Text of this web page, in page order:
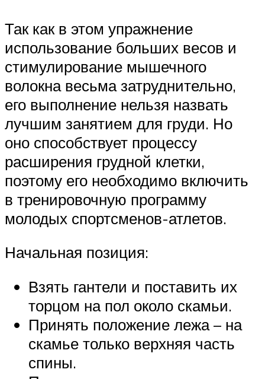
Так как в этом упражнение
использование больших весов и
стимулирование мышечного
волокна весьма затруднительно,
его выполнение нельзя назвать
лучшим занятием для груди. Но
оно способствует процессу
расширения грудной клетки,
поэтому его необходимо включить
в тренировочную программу
молодых спортсменов-атлетов.
Начальная позиция:
Взять гантели и поставить их
торцом на пол около скамьи.
Принять положение лежа – на
скамье только верхняя часть
спины.